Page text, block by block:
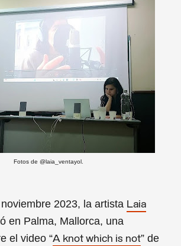
Fotos de @laia_ventayol.
2023, la artista Laia
en Palma, Mallorca, una
el video “A knot which is not” de